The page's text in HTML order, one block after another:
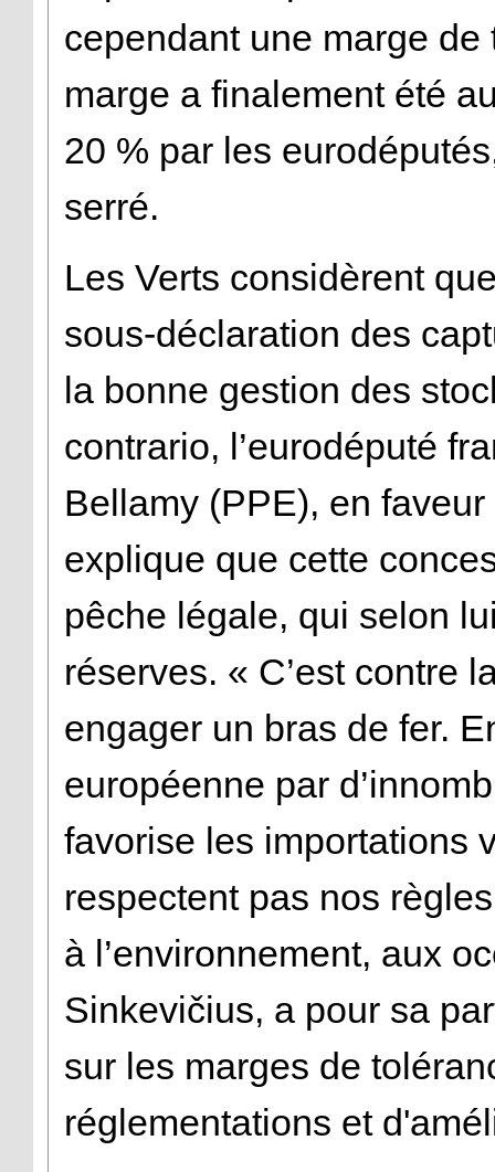
cependant une marge
marge a finalement été
20 % par les
serré.
Les Verts considèrent
sous-déclaration des
la bonne gestion des
contrario, l’eurodéputé
Bellamy (PPE), en
explique que cette
pêche légale, qui selon
réserves. « C’est contre
engager un bras de fer.
européenne par
favorise les importations
respectent pas nos
à l’environnement, aux
Sinkevičius, a pour sa
sur les marges de
réglementations et